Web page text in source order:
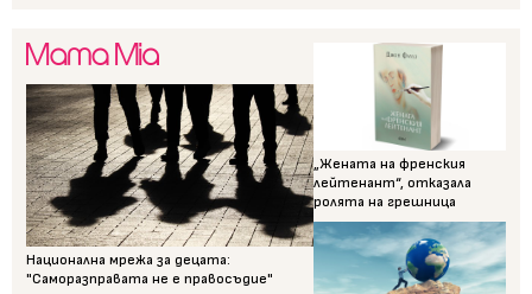
Национална мрежа за децата:
"Саморазправата не е правосъдие"
„Жената на френския
лейтенант“, отказала
ролята на грешница